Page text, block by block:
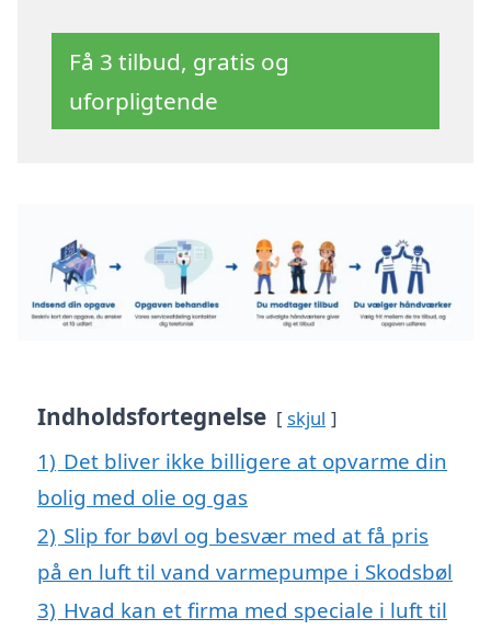
Få 3 tilbud, gratis og
uforpligtende
Indholdsfortegnelse skjul
1) Det bliver ikke billigere at opvarme din
bolig med olie og gas
2) Slip for bøvl og besvær med at få pris
på en luft til vand varmepumpe i Skodsbøl
3) Hvad kan et firma med speciale i luft til